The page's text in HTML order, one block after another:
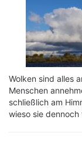
Wolken sind alles
Menschen
schließlich am
wieso sie